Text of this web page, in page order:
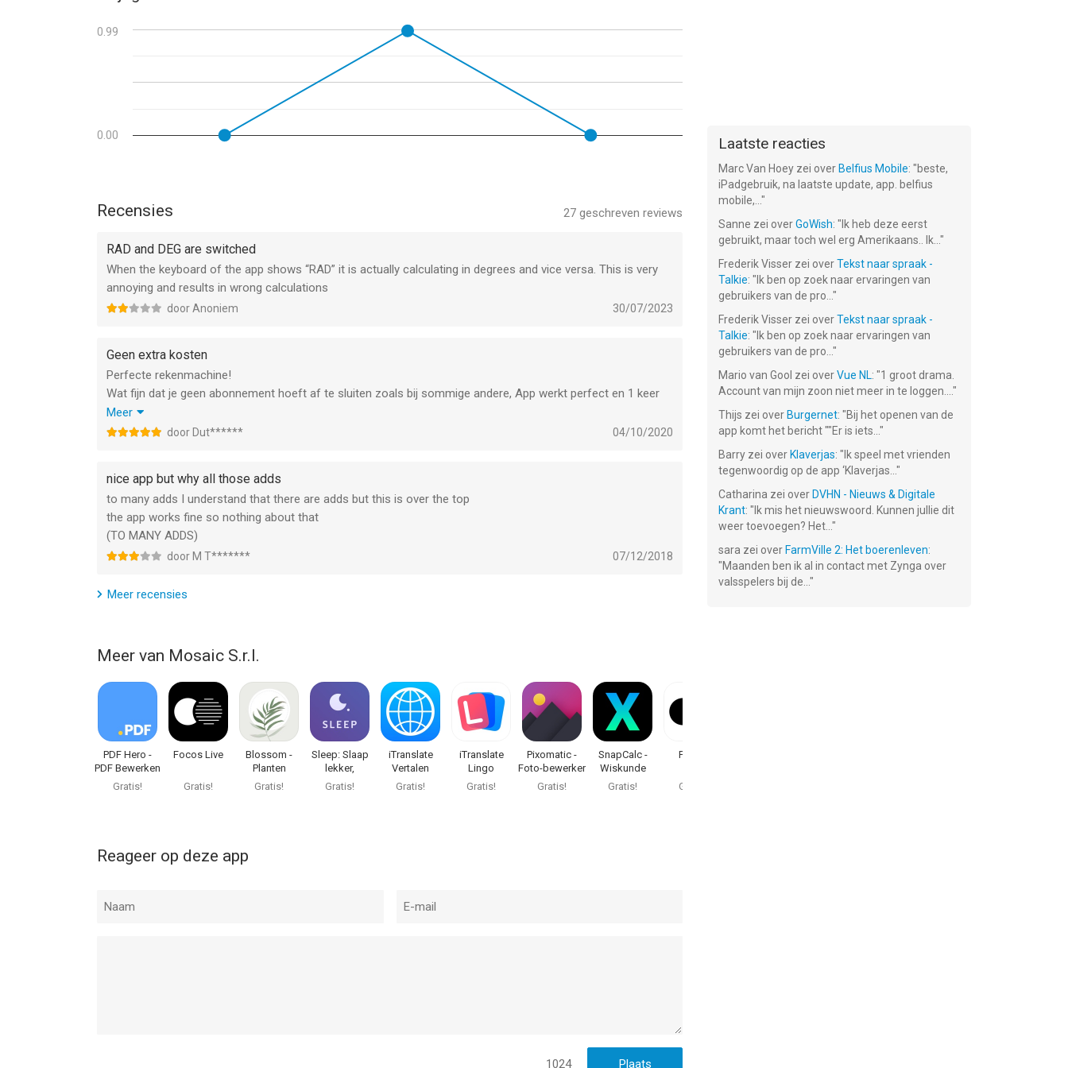
--
Rekenmachine＋ van Mosaic S.r.l. is een iPad app met iOS versie 13.0 of hoger, geschikt bevonden voor
gebruikers met leeftijden vanaf17 jaar.
Informatie voor Rekenmachine＋is het laatst vergeleken op 7 Aug om 23:13.
0.99
0.00
27 geschreven reviews
Recensies
RAD and DEG are switched
When the keyboard of the app shows “RAD” it is actually calculating in degrees and vice versa. This is very
annoying and results in wrong calculations
door Anoniem 30/07/2023
Geen extra kosten
Perfecte rekenmachine!
Wat fijn dat je geen abonnement hoeft af te sluiten zoals bij sommige andere, App werkt perfect en 1 keer
kopen is oke.
Alle apps die een abonnement willen verkopen......tot ziens.
Meer
door Dut****** 04/10/2020
nice app but why all those adds
to many adds I understand that there are adds but this is over the top
the app works fine so nothing about that
(TO MANY ADDS)
door M T******* 07/12/2018
Meer recensies
Meer van Mosaic S.r.l.
PDF Hero -
PDF Bewerken
Gratis!
Focos Live
Gratis!
Blossom -
Planten
herkennen
Gratis!
Sleep: Slaap
lekker,
meditatie
Gratis!
iTranslate
Vertalen
Gratis!
iTranslate
Lingo
Gratis!
Pixomatic -
Foto-bewerker
Gratis!
SnapCalc -
Wiskunde
Oplosser
Gratis!
Focos
Gratis!
Reageer op deze app
1024
Laatste reacties
Marc Van Hoey zei over Belfius Mobile: "beste,
iPadgebruik, na laatste update, app. belfius
mobile,... "
Sanne zei overGoWish: " Ik heb deze eerst
gebruikt, maar toch wel erg Amerikaans.. Ik... "
Frederik Visser zei overTekst naar spraak -
Talkie: " Ik ben op zoek naar ervaringen van
gebruikers van de pro... "
Frederik Visser zei overTekst naar spraak -
Talkie: " Ik ben op zoek naar ervaringen van
gebruikers van de pro... "
Mario van Gool zei overVue NL: "1 groot drama.
Account van mijn zoon niet meer in te loggen.... "
Thijs zei over Burgernet: "Bij het openen van de
app komt het bericht ""Er is iets... "
Barry zei over Klaverjas: " Ik speel met vrienden
tegenwoordig op de app ‘Klaverjas... "
Catharina zei over DVHN - Nieuws & Digitale
Krant: " Ik mis het nieuwswoord. Kunnen jullie dit
weer toevoegen? Het... "
sara zei over FarmVille 2: Het boerenleven:
"Maanden ben ik al in contact met Zynga over
valsspelers bij de... "